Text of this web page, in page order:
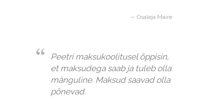
Osaleja Maire
Peetri maksukoolitusel õppisin,
et maksudega saab ja tuleb olla
mänguline. Maksud saavad olla
põnevad.